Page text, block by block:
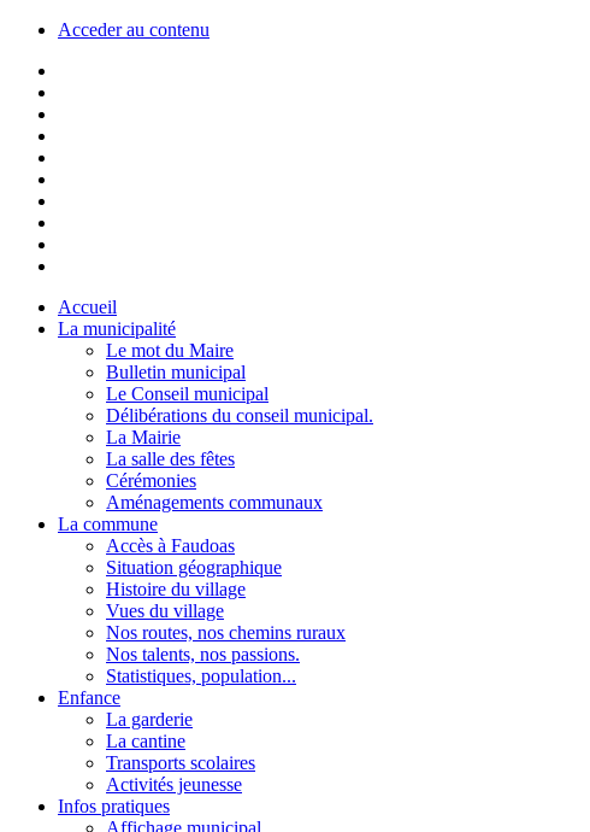
Acceder au contenu
Accueil
La municipalité
Le mot du Maire
Bulletin municipal
Le Conseil municipal
Délibérations du conseil municipal.
La Mairie
La salle des fêtes
Cérémonies
Aménagements communaux
La commune
Accès à Faudoas
Situation géographique
Histoire du village
Vues du village
Nos routes, nos chemins ruraux
Nos talents, nos passions.
Statistiques, population...
Enfance
La garderie
La cantine
Transports scolaires
Activités jeunesse
Infos pratiques
Affichage municipal